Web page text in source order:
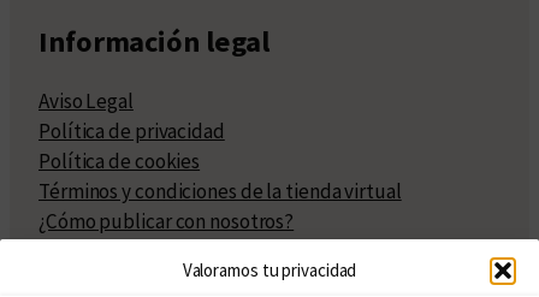
Valoramos tu privacidad
Información legal
Aviso Legal
Política de privacidad
Política de cookies
Términos y condiciones de la tienda virtual
¿Cómo publicar con nosotros?
Políticas de publicación